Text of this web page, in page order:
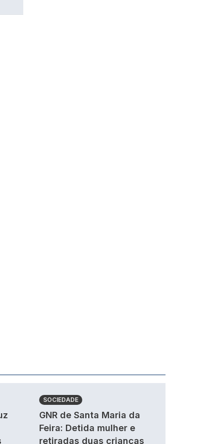
SOCIEDADE
GNR de Santa Maria da
Feira: Detida mulher e
retiradas duas crianças